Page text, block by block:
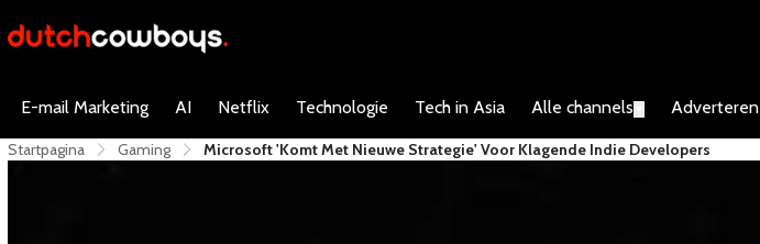
E-mail Marketing AI Netflix Technologie Tech in Asia Alle channels Adverteren
Startpagina Gaming Microsoft 'komt Met Nieuwe Strategie' Voor Klagende Indie Developers